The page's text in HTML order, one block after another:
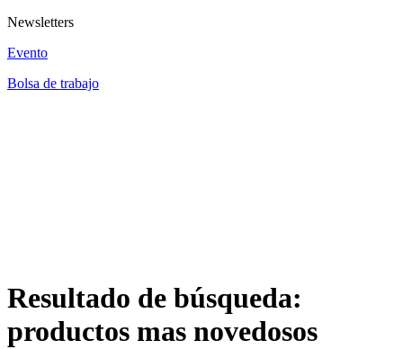
Newsletters
Evento
Bolsa de trabajo
Resultado de búsqueda:
productos mas novedosos